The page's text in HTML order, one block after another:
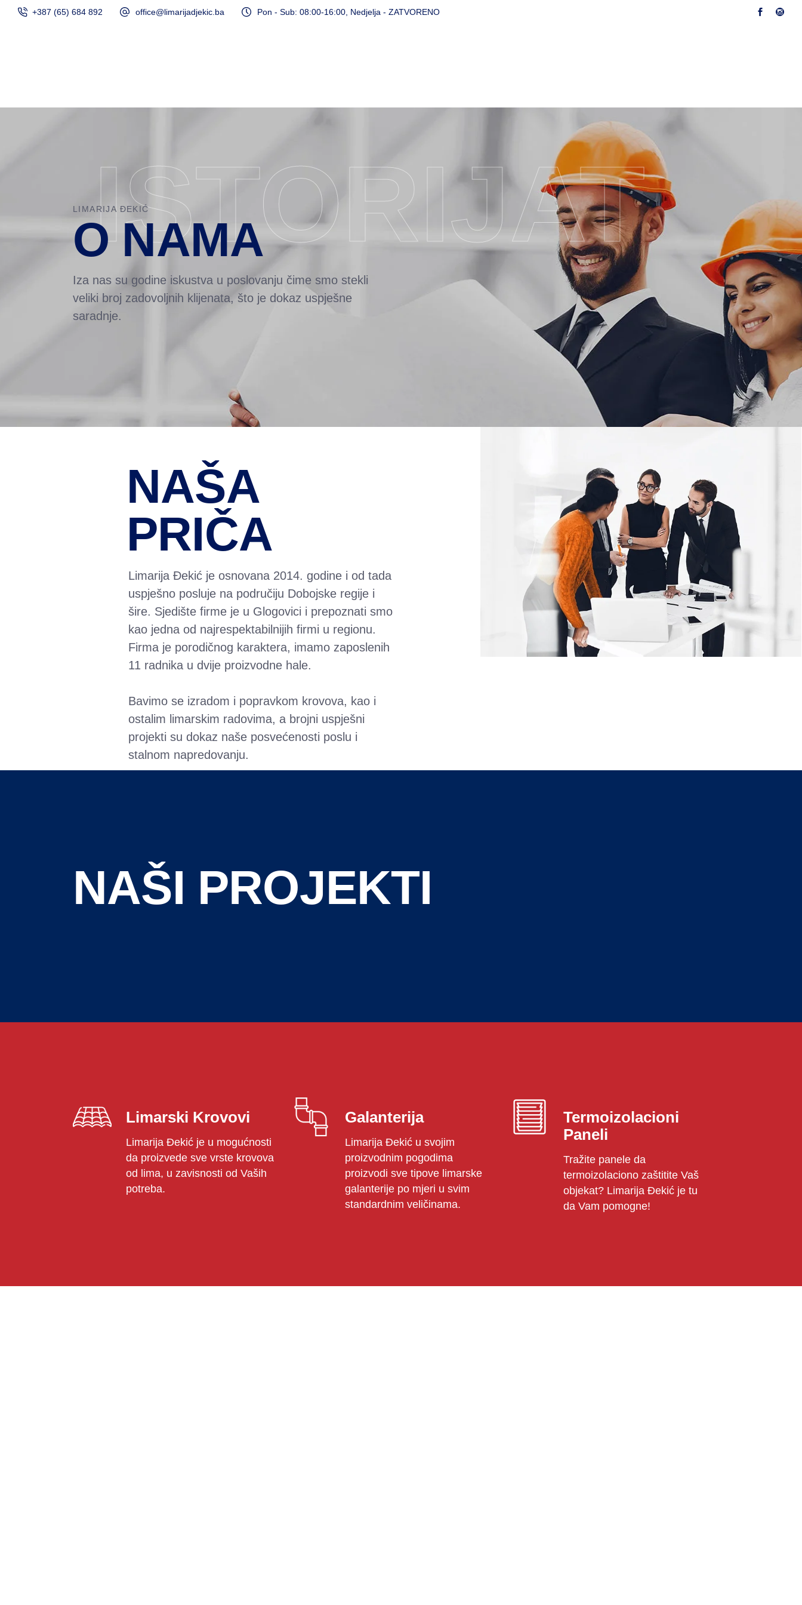
+387 (65) 684 892 office@limarijadjekic.ba Pon - Sub: 08:00-16:00, Nedjelja - ZATVORENO
LIMARIJA ĐEKIĆ
O NAMA
Iza nas su godine iskustva u poslovanju čime smo stekli
veliki broj zadovoljnih klijenata, što je dokaz uspješne
saradnje.
ISTORIJAT
NAŠA
PRIČA
Limarija Đekić je osnovana 2014. godine i od tada
uspješno posluje na područiju Dobojske regije i
šire. Sjedište firme je u Glogovici i prepoznati smo
kao jedna od najrespektabilnijih firmi u regionu.
Firma je porodičnog karaktera, imamo zaposlenih
11 radnika u dvije proizvodne hale.
Bavimo se izradom i popravkom krovova, kao i
ostalim limarskim radovima, a brojni uspješni
projekti su dokaz naše posvećenosti poslu i
stalnom napredovanju.
NAŠI PROJEKTI
Limarski Krovovi
Limarija Đekić je u mogućnosti
da proizvede sve vrste krovova
od lima, u zavisnosti od Vaših
potreba.
Galanterija
Limarija Đekić u svojim
proizvodnim pogodima
proizvodi sve tipove limarske
galanterije po mjeri u svim
standardnim veličinama.
Termoizolacioni
Paneli
Tražite panele da
termoizolaciono zaštitite Vaš
objekat? Limarija Đekić je tu
da Vam pomogne!